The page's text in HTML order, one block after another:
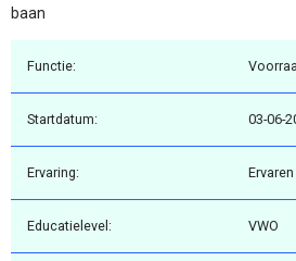
baan
Functie:
Startdatum: 03-06-
Ervaring: Ervaren
Educatielevel: VWO